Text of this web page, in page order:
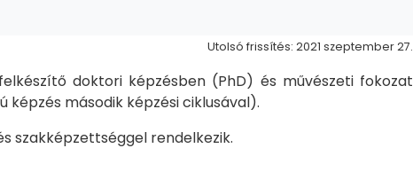
Utolsó frissítés: 2021 szeptember 27.
doktori képzésben (PhD) és művészeti fokozat
második képzési ciklusával).
szakképzettséggel rendelkezik.